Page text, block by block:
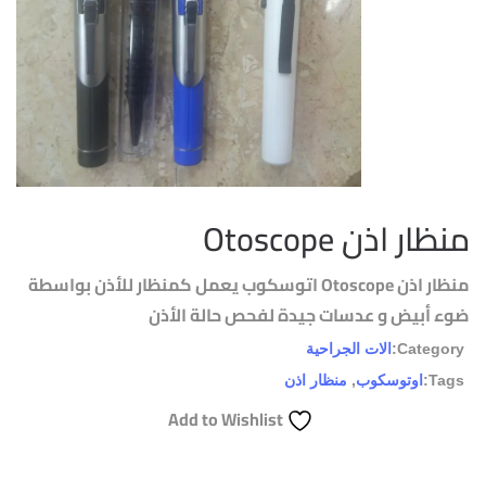
منظار اذن Otoscope
منظار اذن Otoscope اتوسكوب يعمل كمنظار للأذن بواسطة
ضوء أبيض و عدسات جيدة لفحص حالة الأذن
Category:
الات الجراحية
Tags: اوتوسكوب, منظار اذن
Add to Wishlist